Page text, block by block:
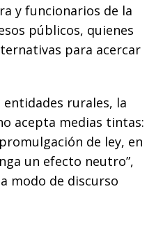
y funcionarios de la
públicos, quienes
para acercar
entidades rurales, la
acepta medias tintas:
de ley, en
un efecto neutro”,
modo de discurso